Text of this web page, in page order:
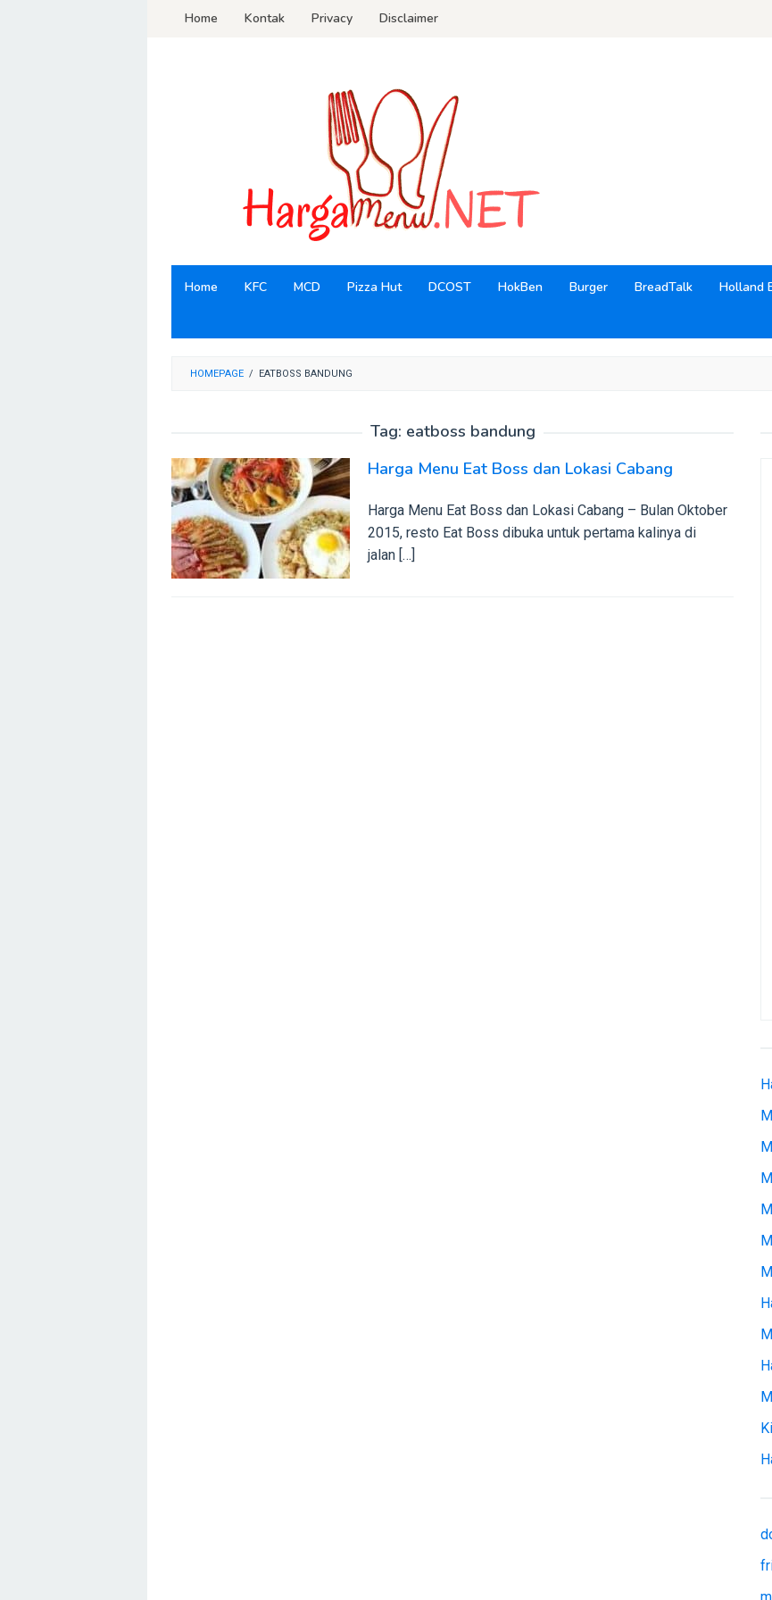
LoncatHome Kontak Privacy Disclaimer
Home KFC MCD Pizza Hut DCOST HokBen Burger BreadTalk Holland
HOMEPAGE / EATBOSS BANDUNG
Tag: eatboss bandung
Harga Menu Eat Boss dan Lokasi Cabang
Harga Menu Eat Boss dan Lokasi Cabang – Bulan Oktober
2015, resto Eat Boss dibuka untuk pertama kalinya di
jalan […]